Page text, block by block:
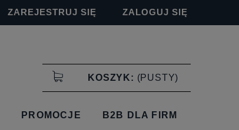
ZAREJESTRUJ SIĘ ZALOGUJ SIĘ
KOSZYK: (PUSTY)
PROMOCJE B2B DLA FIRM